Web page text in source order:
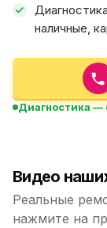
наличные,
Диагностика —
Видео
Реальные
нажмите на